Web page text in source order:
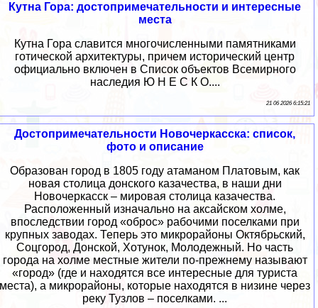
Кутна Гора: достопримечательности и интересные
места
Кутна Гора славится многочисленными памятниками
готической архитектуры, причем исторический центр
официально включен в Список объектов Всемирного
наследия Ю Н Е С К О....
21 06 2026 6:15:21
Достопримечательности Новочеркасска: список,
фото и описание
Образован город в 1805 году атаманом Платовым, как
новая столица донского казачества, в наши дни
Новочеркасск – мировая столица казачества.
Расположенный изначально на аксайском холме,
впоследствии город «оброс» рабочими поселками при
крупных заводах. Теперь это микрорайоны Октябрьский,
Соцгород, Донской, Хотунок, Молодежный. Но часть
города на холме местные жители по-прежнему называют
«город» (где и находятся все интересные для туриста
места), а микрорайоны, которые находятся в низине через
реку Тузлов – поселками. ...